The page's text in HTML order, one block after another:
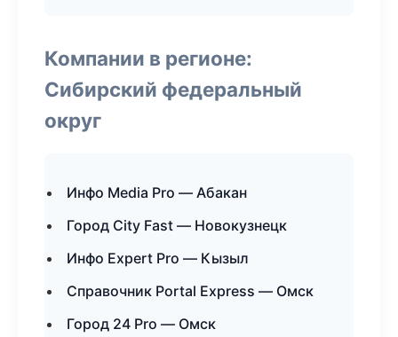
Компании в регионе:
Сибирский федеральный
округ
Инфо Media Pro — Абакан
Город City Fast — Новокузнецк
Инфо Expert Pro — Кызыл
Справочник Portal Express — Омск
Город 24 Pro — Омск